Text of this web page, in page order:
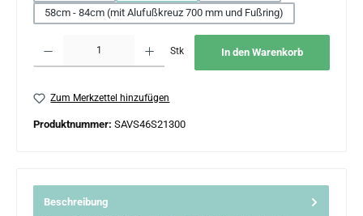
58cm - 84cm (mit Alufußkreuz 700 mm und Fußring)
Stk In den Warenkorb
Zum Merkzettel hinzufügen
Produktnummer: SAVS46S21300
Beschreibung